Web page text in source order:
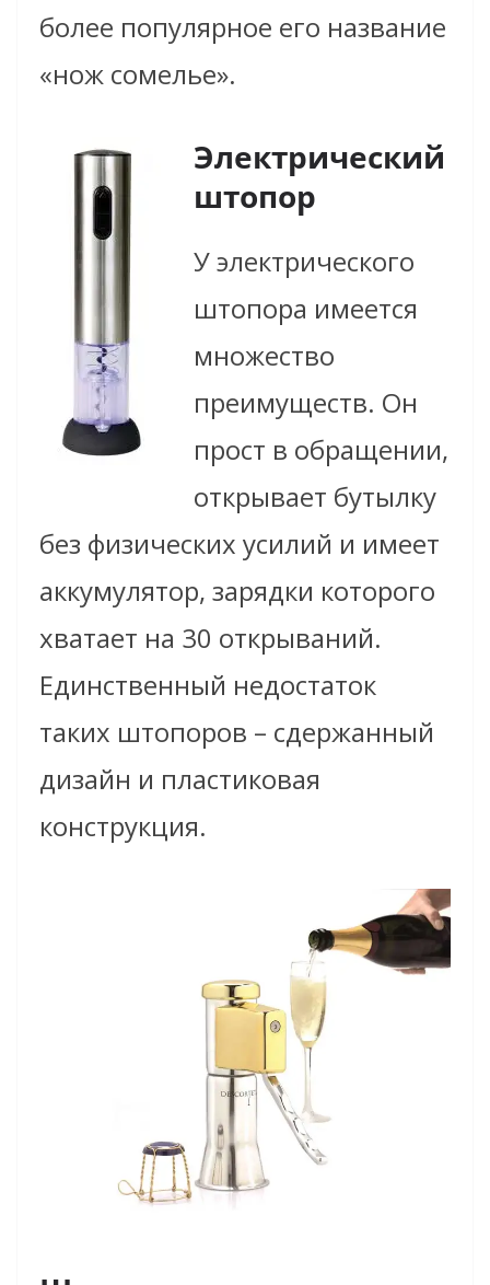
более популярное его название
«нож сомелье».
Электрический
штопор
У электрического
штопора имеется
множество
преимуществ. Он
прост в обращении,
открывает бутылку
без физических усилий и имеет
аккумулятор, зарядки которого
хватает на 30 открываний.
Единственный недостаток
таких штопоров – сдержанный
дизайн и пластиковая
конструкция.